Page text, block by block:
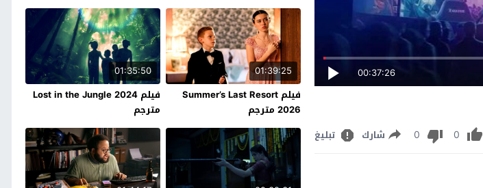
00:37:26
0
0 شارك تبليغ
01:39:25
فيلم Summer’s Last Resort
2026 مترجم
01:35:50
فيلم Lost in the Jungle 2024
مترجم